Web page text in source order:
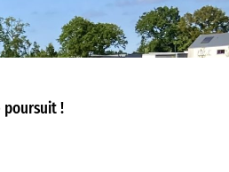
poursuit !